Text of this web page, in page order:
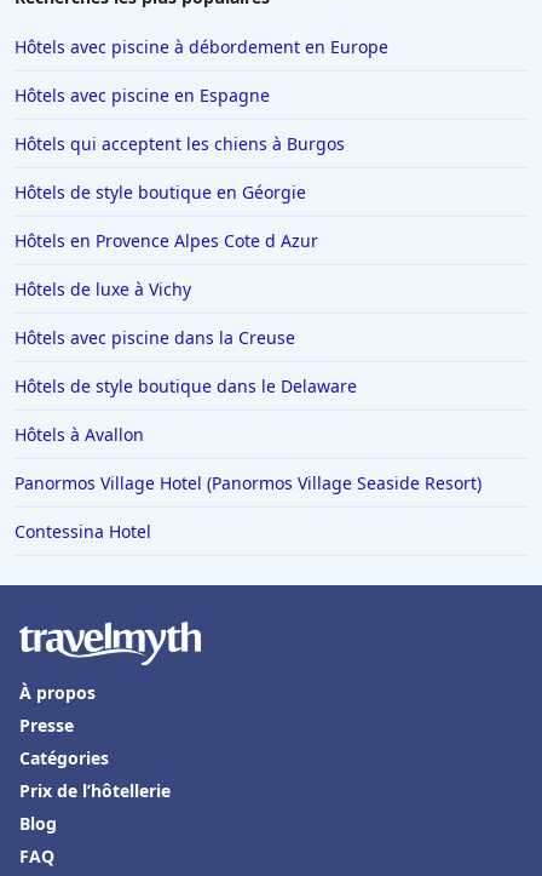
Hôtels avec piscine à débordement en Europe
Hôtels avec piscine en Espagne
Hôtels qui acceptent les chiens à Burgos
Hôtels de style boutique en Géorgie
Hôtels en Provence Alpes Cote d Azur
Hôtels de luxe à Vichy
Hôtels avec piscine dans la Creuse
Hôtels de style boutique dans le Delaware
Hôtels à Avallon
Panormos Village Hotel (Panormos Village Seaside Resort)
Contessina Hotel
À propos
Presse
Catégories
Prix de l’hôtellerie
Blog
FAQ